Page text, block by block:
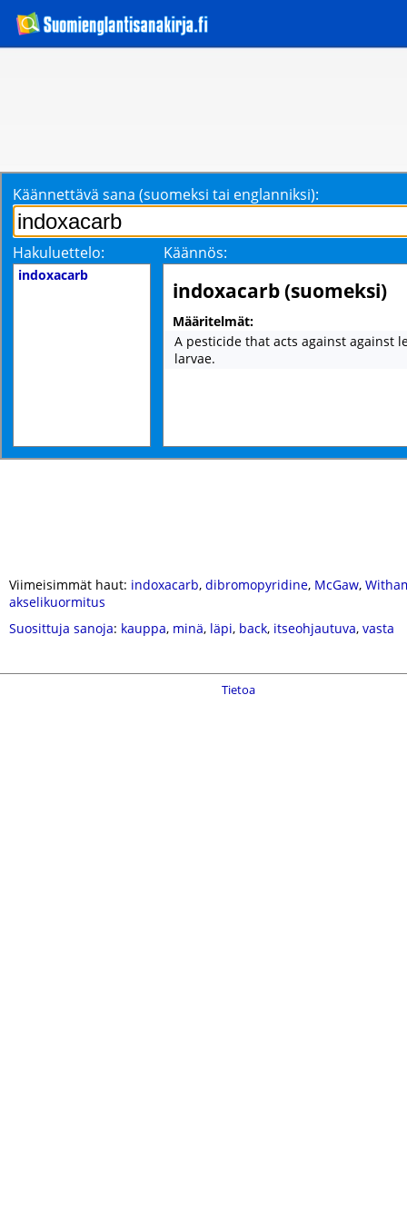
Käännettävä sana (suomeksi tai englanniksi):
Hakuluettelo: Käännös:
indoxacarb
indoxacarb (suomeksi)
Määritelmät:
A pesticide that acts against against
larvae.
Viimeisimmät haut: indoxacarb, dibromopyridine, McGaw,
akselikuormitus
Suosittuja sanoja: kauppa, minä, läpi, back, itseohjautuva, vasta
Tietoa